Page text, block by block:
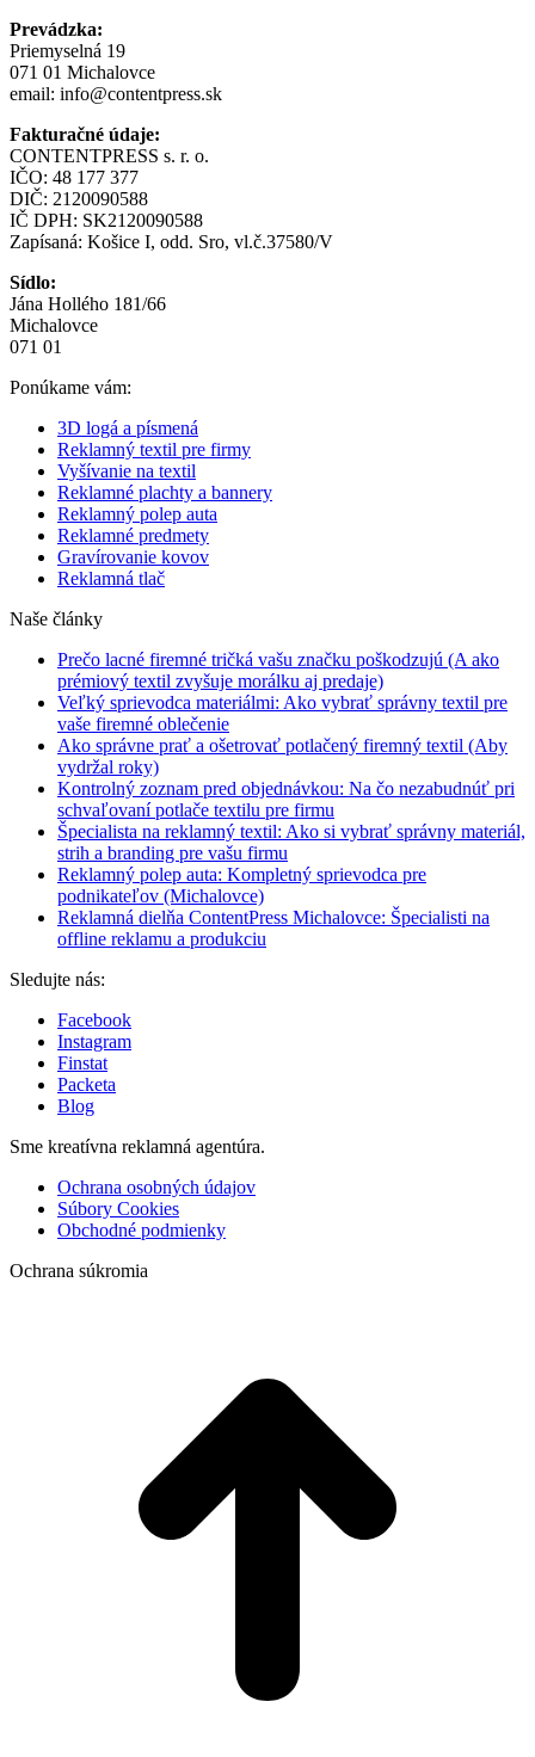
Prevádzka:
Priemyselná 19
071 01 Michalovce
email: info@contentpress.sk
Fakturačné údaje:
CONTENTPRESS s. r. o.
IČO: 48 177 377
DIČ: 2120090588
IČ DPH: SK2120090588
Zapísaná: Košice I, odd. Sro, vl.č.37580/V
Sídlo:
Jána Hollého 181/66
Michalovce
071 01
Ponúkame vám:
3D logá a písmená
Reklamný textil pre firmy
Vyšívanie na textil
Reklamné plachty a bannery
Reklamný polep auta
Reklamné predmety
Gravírovanie kovov
Reklamná tlač
Naše články
Prečo lacné firemné tričká vašu značku poškodzujú (A ako
prémiový textil zvyšuje morálku aj predaje)
Veľký sprievodca materiálmi: Ako vybrať správny textil pre
vaše firemné oblečenie
Ako správne prať a ošetrovať potlačený firemný textil (Aby
vydržal roky)
Kontrolný zoznam pred objednávkou: Na čo nezabudnúť pri
schvaľovaní potlače textilu pre firmu
Špecialista na reklamný textil: Ako si vybrať správny materiál,
strih a branding pre vašu firmu
Reklamný polep auta: Kompletný sprievodca pre
podnikateľov (Michalovce)
Reklamná dielňa ContentPress Michalovce: Špecialisti na
offline reklamu a produkciu
Sledujte nás:
Facebook
Instagram
Finstat
Packeta
Blog
Sme kreatívna reklamná agentúra.
Ochrana osobných údajov
Súbory Cookies
Obchodné podmienky
Ochrana súkromia